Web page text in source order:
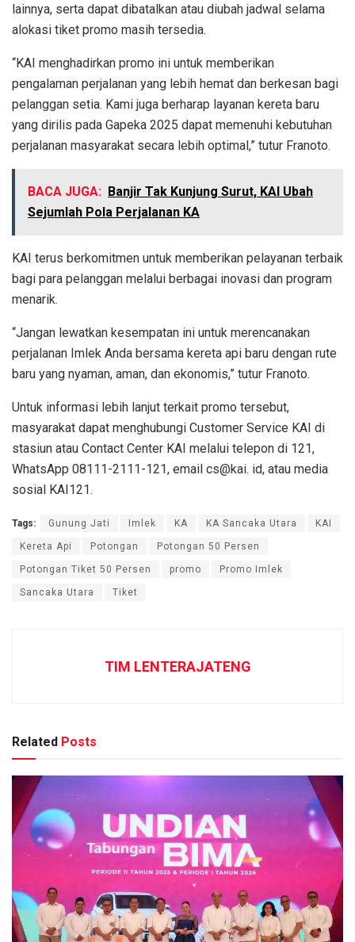
lainnya, serta dapat dibatalkan atau diubah jadwal selama
alokasi tiket promo masih tersedia.
“KAI menghadirkan promo ini untuk memberikan
pengalaman perjalanan yang lebih hemat dan berkesan bagi
pelanggan setia. Kami juga berharap layanan kereta baru
yang dirilis pada Gapeka 2025 dapat memenuhi kebutuhan
perjalanan masyarakat secara lebih optimal,” tutur Franoto.
BACA JUGA: Banjir Tak Kunjung Surut, KAI Ubah
Sejumlah Pola Perjalanan KA
KAI terus berkomitmen untuk memberikan pelayanan terbaik
bagi para pelanggan melalui berbagai inovasi dan program
menarik.
“Jangan lewatkan kesempatan ini untuk merencanakan
perjalanan Imlek Anda bersama kereta api baru dengan rute
baru yang nyaman, aman, dan ekonomis,” tutur Franoto.
Untuk informasi lebih lanjut terkait promo tersebut,
masyarakat dapat menghubungi Customer Service KAI di
stasiun atau Contact Center KAI melalui telepon di 121,
WhatsApp 08111-2111-121, email cs@kai. id, atau media
sosial KAI121.
Tags: Gunung Jati Imlek KA KA Sancaka Utara KAI
Kereta Api Potongan Potongan 50 Persen
Potongan Tiket 50 Persen promo Promo Imlek
Sancaka Utara Tiket
TIM LENTERAJATENG
Related Posts